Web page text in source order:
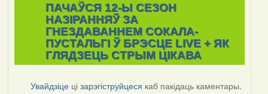
ПАЧАЎСЯ 12-Ы СЕЗОН
НАЗІРАННЯЎ ЗА
ГНЕЗДАВАННЕМ СОКАЛА-
ПУСТАЛЬГІ Ў БРЭСЦЕ LIVE + ЯК
ГЛЯДЗЕЦЬ СТРЫМ ЦІКАВА
Увайдзіце цізарэгіструйцеся каб пакідаць каментары.